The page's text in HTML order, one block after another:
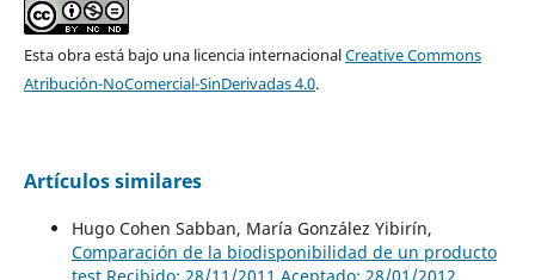
Esta obra está bajo una licencia internacionalCreative Commons
Atribución-NoComercial-SinDerivadas 4.0.
Artículos similares
Hugo Cohen Sabban, María González Yibirín,
Comparación de la biodisponibilidad de un producto